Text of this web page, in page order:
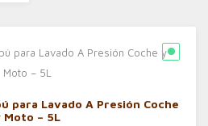
para Lavado A Presión Coche
Moto – 5L